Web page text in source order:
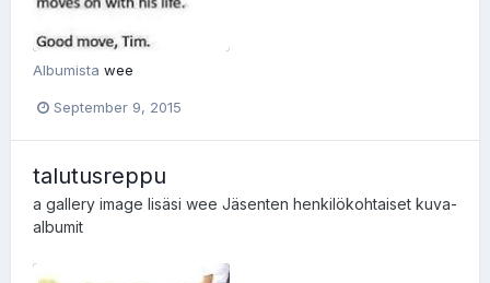
Albumista wee
September 9, 2015
talutusreppu
a gallery image lisäsi wee Jäsenten henkilökohtaiset kuva-
albumit